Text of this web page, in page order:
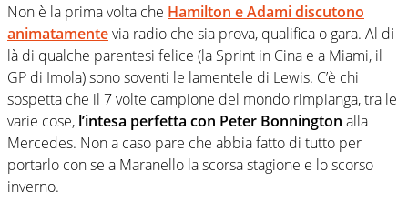
Non è la prima volta che Hamilton e Adami discutono
animatamentevia radio che sia prova, qualifica o gara. Al di
là di qualche parentesi felice (la Sprint in Cina e a Miami, il
GP di Imola) sono soventi le lamentele di Lewis. C’è chi
sospetta che il 7 volte campione del mondo rimpianga, tra le
varie cose, l’intesa perfetta con Peter Bonnington alla
Mercedes. Non a caso pare che abbia fatto di tutto per
portarlo con se a Maranello la scorsa stagione e lo scorso
inverno.